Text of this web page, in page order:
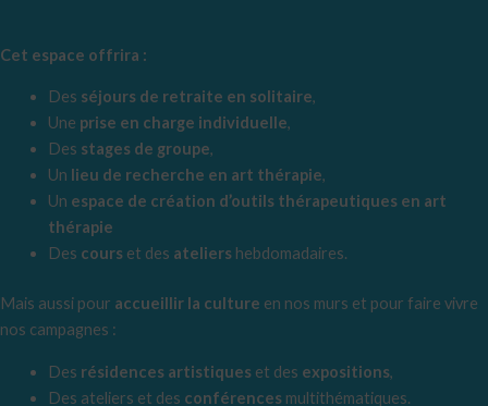
Cet espace offrira :
Des séjours de retraite en solitaire,
Une prise en charge individuelle,
Des stages de groupe,
Un lieu de recherche en art thérapie,
Un espace de création d’outils thérapeutiques en art
thérapie
Des courset des ateliershebdomadaires.
Mais aussi pour accueillir la culture en nos murs et pour faire vivre
nos campagnes :
Des résidences artistiqueset des expositions,
Des ateliers et des conférencesmultithématiques.